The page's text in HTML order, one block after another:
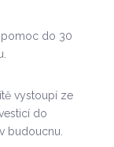
pomoc do 30
vystoupí ze
do
budoucnu.